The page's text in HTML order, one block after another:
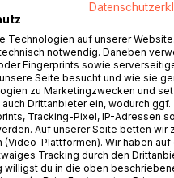
Finder.
kurzen Stil
Spiel.
Kinderaugen sehen?
mit Leichtigkeit
nach und fühl dich frei.
und sei dabei!
Technologien auf unserer Website.
notwendig. Daneben
Fingerprints sowie
Seite besucht und wie sie
zu Marketingzwecken und
Drittanbieter ein, wodurch ggf.
Tracking-Pixel, IP-Adressen
Auf unserer Seite betten wir
Plattformen). Wir haben auf
Tracking durch den
willigst du in die oben